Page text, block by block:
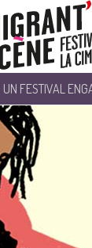
UN FESTIVAL